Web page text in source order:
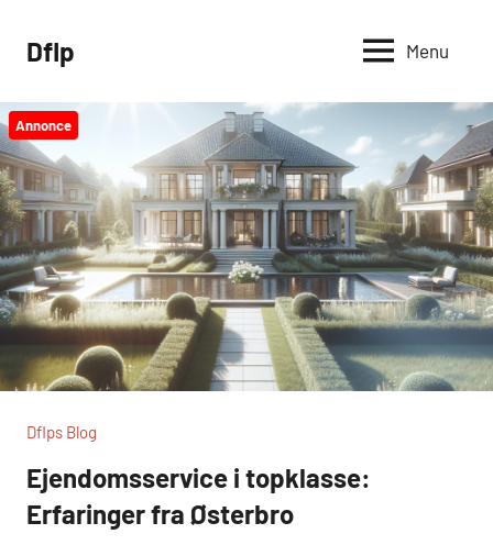
Dflp Menu
Annonce
Dflps Blog
Ejendomsservice i topklasse:
Erfaringer fra Østerbro